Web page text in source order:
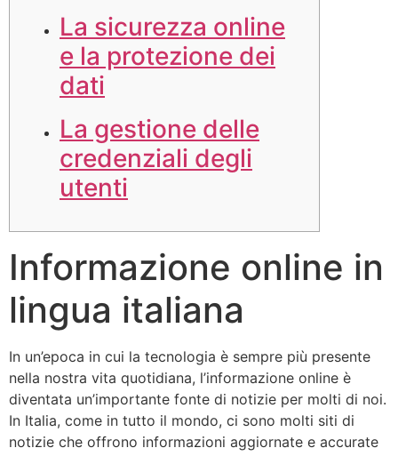
La sicurezza online
e la protezione dei
dati
La gestione delle
credenziali degli
utenti
Informazione online in
lingua italiana
In un’epoca in cui la tecnologia è sempre più presente
nella nostra vita quotidiana, l’informazione online è
diventata un’importante fonte di notizie per molti di noi.
In Italia, come in tutto il mondo, ci sono molti siti di
notizie che offrono informazioni aggiornate e accurate